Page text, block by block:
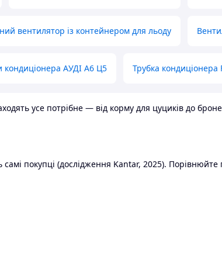
вентилятор із контейнером для льоду
кондиціонера АУДІ А6 Ц5 Трубка
усе потрібне — від корму для цуциків до
покупці (дослідження Kantar, 2025). Порівнюйте